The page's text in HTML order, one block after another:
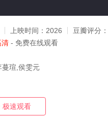
上映时间： 2026 豆瓣评分：
清 - 免费在线观看
瑄,侯雯元
极速观看